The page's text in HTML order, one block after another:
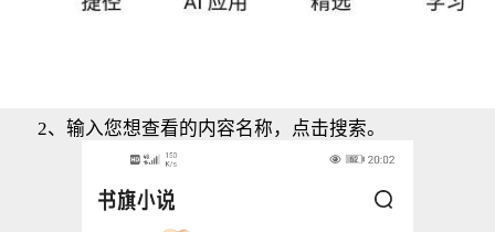
2、输入您想查看的内容名称，点击搜索。